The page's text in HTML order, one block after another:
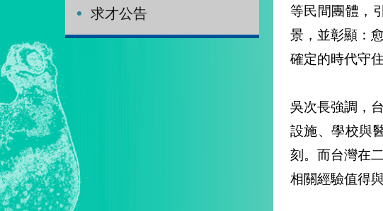
求才公告
等民間團體，
景，並彰顯：
確定的時代守
吳次長強調，
設施、學校與
刻。而台灣在
相關經驗值得